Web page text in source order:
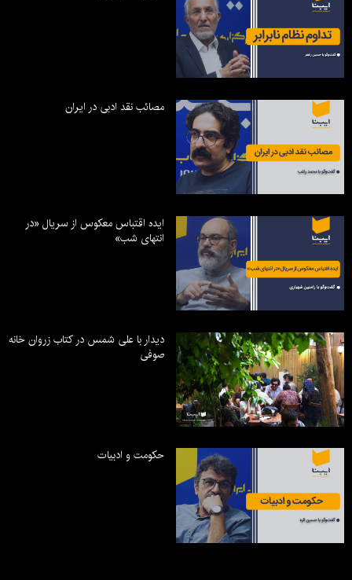
مصائب نقد ادبی در ایران
ایده اقتباس معکوس از سریال «در
انتهای شب»
دیدار با علی شمس در کتاب زروان خانه
صوفی
حکومت و ادبیات